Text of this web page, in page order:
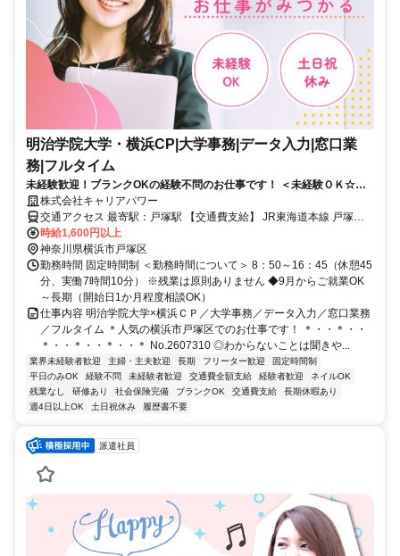
明治学院大学・横浜CP|大学事務|データ入力|窓口業
務|フルタイム
未経験歓迎！ブランクOKの経験不問のお仕事です！ ＜未経験ＯＫ☆＞
明治学院大学×横浜キャンパス◎フルタイム事務
株式会社キャリアパワー
交通アクセス 最寄駅：戸塚駅 【交通費支給】 JR東海道本線 戸塚駅
バス18分 JR京浜東北線 本郷台駅 バス17分 横浜市営地下鉄 舞岡駅 バ
ス26分
時給1,600円以上
神奈川県横浜市戸塚区
勤務時間 固定時間制 ＜勤務時間について＞ 8：50～16：45（休憩45
分、実働7時間10分） ※残業は原則ありません ◆9月からご就業OK
～長期（開始日1か月程度相談OK）
仕事内容 明治学院大学×横浜ＣＰ／大学事務／データ入力／窓口業務
／フルタイム ＊人気の横浜市戸塚区でのお仕事です！ ＊・・＊・・
＊・・＊・・＊・・＊ No.2607310 ◎わからないことは聞きや...
業界未経験者歓迎 主婦・主夫歓迎 長期 フリーター歓迎
固定時間制
平日のみOK
経験不問 未経験者歓迎 交通費全額支給 経験者歓迎
ネイルOK
残業なし
研修あり 社会保険完備 ブランクOK 交通費支給
長期休暇あり
週4日以上OK
土日祝休み 履歴書不要
派遣社員